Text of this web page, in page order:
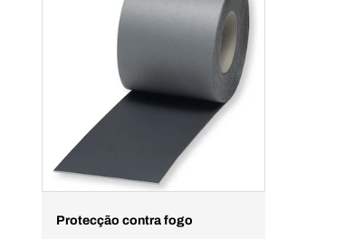
Protecção contra fogo